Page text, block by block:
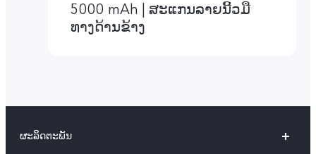
5000 mAh | ສະແກນລາຍນີ້ວມື
ທາງດ້ານຂ້າງ
ຜະລິດຕະພັນ